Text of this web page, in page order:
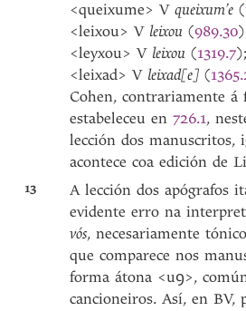
<queixume> Vqueixum’e(
<leixou> V leixou (989.30
<leyxou> V leixou(1319.7
<leixad> V leixad[e] (
Cohen, contrariamente
estabeleceu en726.1,
lección dos manuscritos,
acontece coa edición de
13
A lección dos apógrafos
evidente erro na
vós, necesariamente
que comparece nos
forma átona <uꝯ>,
cancioneiros. Así, en BV,